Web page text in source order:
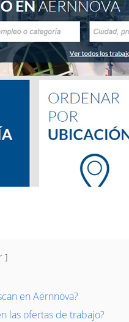
en Aernnova?
las ofertas de trabajo?